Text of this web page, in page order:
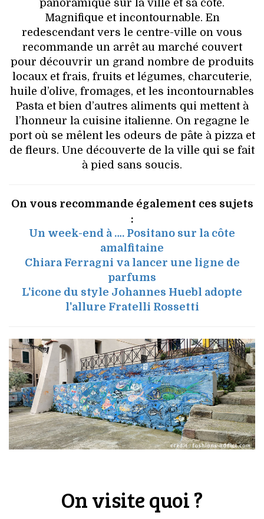
panoramique sur la ville et sa côte.
Magnifique et incontournable. En
redescendant vers le centre-ville on vous
recommande un arrêt au marché couvert
pour découvrir un grand nombre de produits
locaux et frais, fruits et légumes, charcuterie,
huile d’olive, fromages, et les incontournables
Pasta et bien d’autres aliments qui mettent à
l’honneur la cuisine italienne. On regagne le
port où se mêlent les odeurs de pâte à pizza et
de fleurs. Une découverte de la ville qui se fait
à pied sans soucis.
On vous recommande également ces sujets
:
Un week-end à …. Positano sur la côte
amalfitaine
Chiara Ferragni va lancer une ligne de
parfums
L'icone du style Johannes Huebl adopte
l'allure Fratelli Rossetti
On visite quoi ?